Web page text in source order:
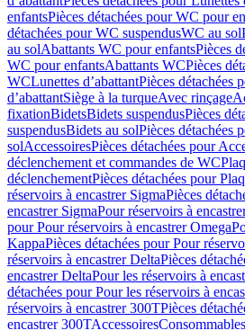
enfantsPièces détachées pour WC pour
détachées pour WC suspendusWC au sol
au solAbattants WC pour enfantsPièces
WC pour enfantsAbattants WCPièces
WCLunettes d’abattantPièces détachées
d’abattantSiège à la turqueAvec rinçage
fixationBidetsBidets suspendusPièces
suspendusBidets au solPièces détachées
solAccessoiresPièces détachées pour
déclenchement et commandes de WC
déclenchementPièces détachées pour
réservoirs à encastrer SigmaPièces
encastrer SigmaPour réservoirs à
pour Pour réservoirs à encastrer Omega
KappaPièces détachées pour Pour
réservoirs à encastrer DeltaPièces
encastrer DeltaPour les réservoirs à
détachées pour Pour les réservoirs à
réservoirs à encastrer 300TPièces
encastrer 300TAccessoiresConsommables